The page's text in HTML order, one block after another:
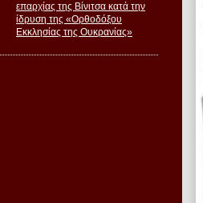
επαρχίας της Βίνιτσα κατά την
ίδρυση της «Ορθοδόξου
Εκκλησίας της Ουκρανίας»